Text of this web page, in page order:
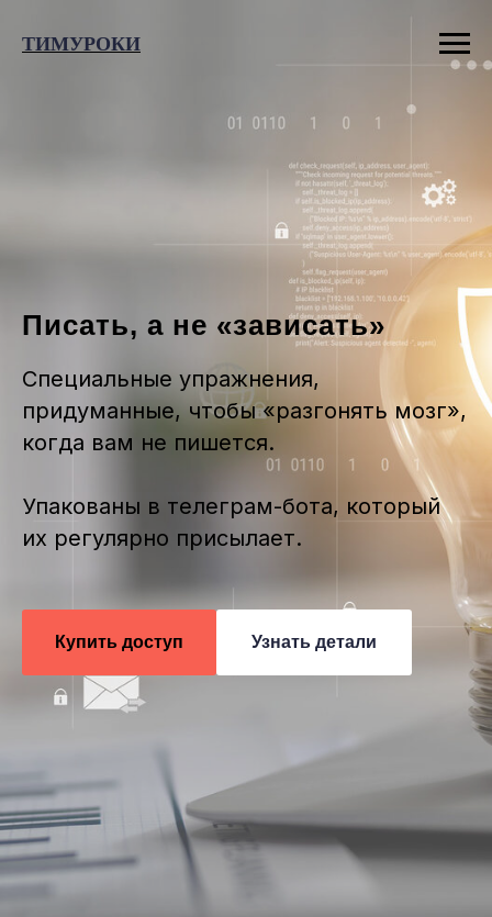
ТИМУРОКИ
Писать, а не «зависать»
Специальные упражнения,
придуманные, чтобы «разгонять мозг»,
когда вам не пишется.
Упакованы в телеграм-бота, который
их регулярно присылает.
Купить доступ Узнать детали